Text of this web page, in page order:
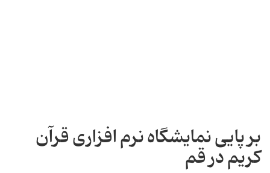
بر پایی نمایشگاه نرم افزاری قرآن
کریم در قم